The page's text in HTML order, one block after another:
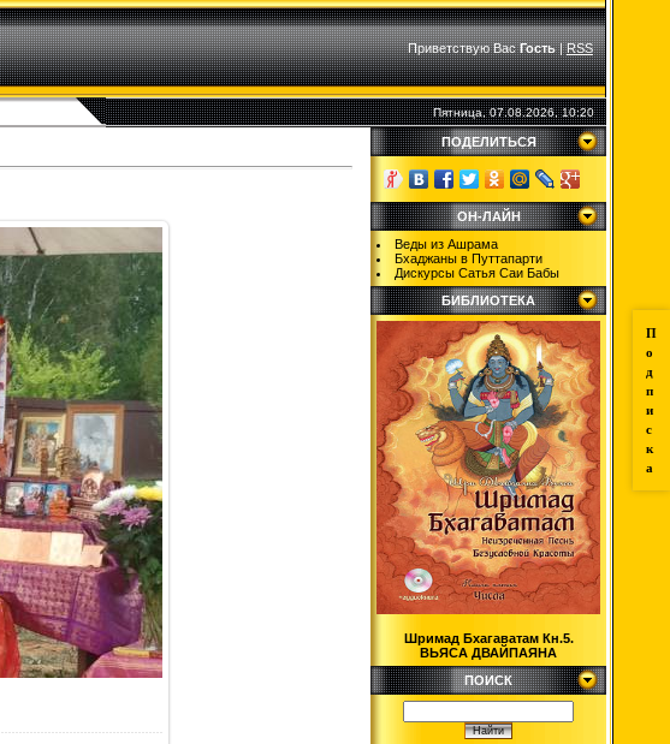
Приветствую Вас Гость|RSS
Пятница, 07.08.2026, 10:20
П
о
д
п
и
с
к
а
ПОДЕЛИТЬСЯ
ОН-ЛАЙН
Веды из Ашрама
Бхаджаны в Путтапарти
Дискурсы Сатья Саи Бабы
БИБЛИОТЕКА
Шримад Бхагаватам Кн.5.
ВЬЯСА ДВАЙПАЯНА
ПОИСК